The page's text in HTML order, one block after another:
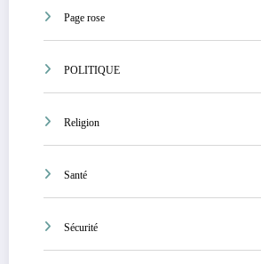
Page rose
POLITIQUE
Religion
Santé
Sécurité